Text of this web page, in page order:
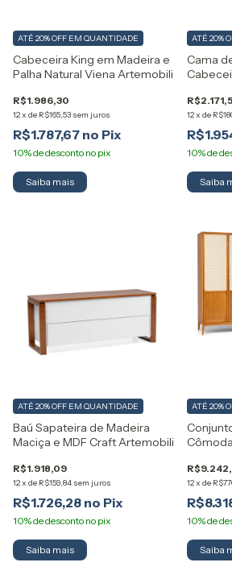
Cabeceira King em Madeira e
Palha Natural Viena Artemobili
R$1.986,30
12x de R$165,53 sem juros
ATÉ 20% OFF EM QUANTIDADE
R$1.787,67
Saiba mais
Cama
12x de
ATÉ 20%
Baú Sapateira de Madeira
Maciça e MDF Craft Artemobili
R$1.918,09
12x de R$159,84 sem juros
ATÉ 20% OFF EM QUANTIDADE
R$1.726,28
Saiba mais
Viena
12x de
ATÉ 20%
Saiba